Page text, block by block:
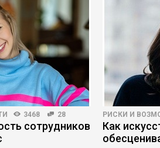
3468 28
сотрудников
РИСКИ И
Как